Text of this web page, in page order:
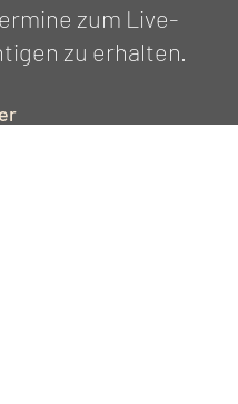
zum Live-
zu erhalten.